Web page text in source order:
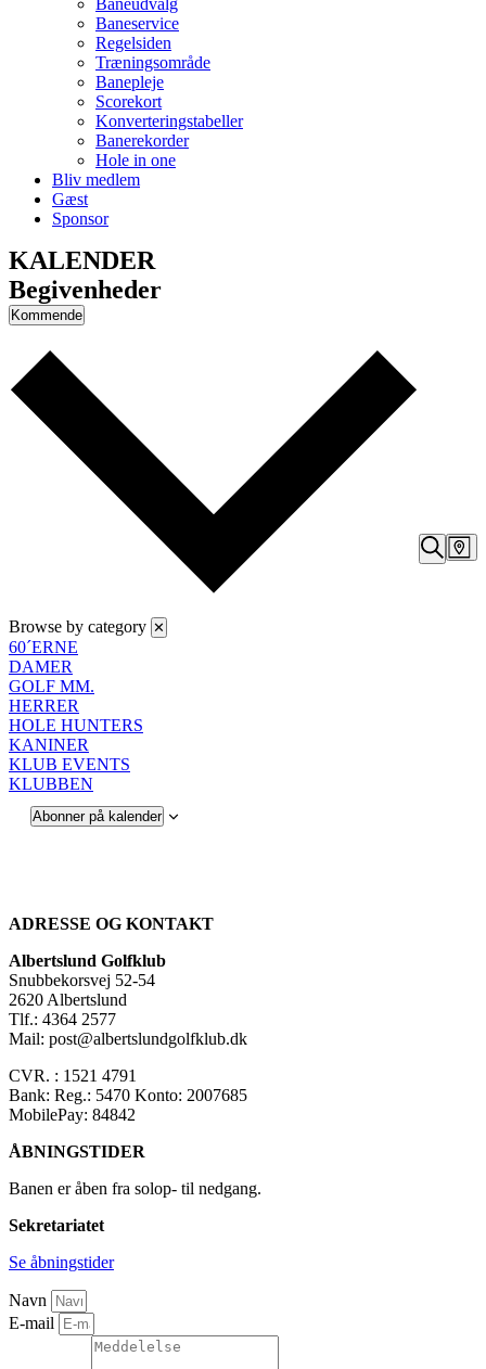
Baneudvalg
Baneservice
Regelsiden
Træningsområde
Banepleje
Scorekort
Konverteringstabeller
Banerekorder
Hole in one
Bliv medlem
Gæst
Sponsor
KALENDER
Begivenheder
Søg
Kort
Kommende
Browse by category ✕
60´ERNE
DAMER
GOLF MM.
HERRER
HOLE HUNTERS
KANINER
KLUB EVENTS
KLUBBEN
Abonner på kalender
ADRESSE OG KONTAKT
Albertslund Golfklub
Snubbekorsvej 52-54
2620 Albertslund
Tlf.: 4364 2577
Mail: post@albertslundgolfklub.dk
CVR. : 1521 4791
Bank: Reg.: 5470 Konto: 2007685
MobilePay: 84842
ÅBNINGSTIDER
Banen er åben fra solop- til nedgang.
Sekretariatet
Se åbningstider
Navn
E-mail